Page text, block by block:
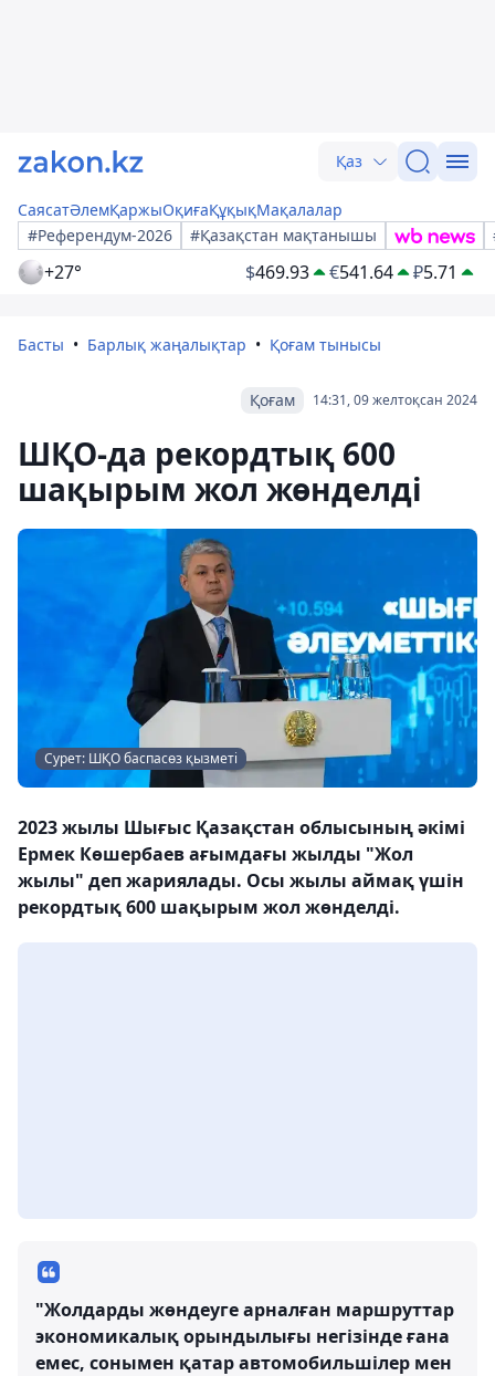
Қаз
СаясатӘлемҚаржыОқиғаҚұқықМақалалар
#Референдум-2026
#Қазақстан мақтанышы
+27° $469.93 €541.64 ₽5.71
Басты Барлық жаңалықтар Қоғам тынысы
14:31, 09 желтоқсан 2024
Қоғам
ШҚО-да рекордтық 600
шақырым жол жөнделді
Сурет: ШҚО баспасөз қызметі
2023 жылы Шығыс Қазақстан облысының әкімі
Ермек Көшербаев ағымдағы жылды "Жол
жылы" деп жариялады. Осы жылы аймақ үшін
рекордтық 600 шақырым жол жөнделді.
"Жолдарды жөндеуге арналған маршруттар
экономикалық орындылығы негізінде ғана
емес, сонымен қатар автомобильшілер мен